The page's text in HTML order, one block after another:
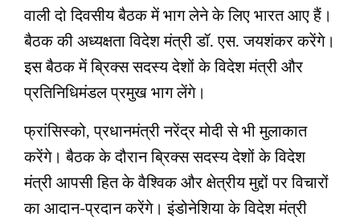
वाली दो दिवसीय बैठक में भाग लेने के लिए भारत आए हैं।
बैठक की अध्यक्षता विदेश मंत्री डॉ. एस. जयशंकर करेंगे।
इस बैठक में ब्रिक्स सदस्य देशों के विदेश मंत्री और
प्रतिनिधिमंडल प्रमुख भाग लेंगे।
फ्रांसिस्को, प्रधानमंत्री नरेंद्र मोदी से भी मुलाकात
करेंगे। बैठक के दौरान ब्रिक्स सदस्य देशों के विदेश
मंत्री आपसी हित के वैश्विक और क्षेत्रीय मुद्दों पर विचारों
का आदान-प्रदान करेंगे। इंडोनेशिया के विदेश मंत्री